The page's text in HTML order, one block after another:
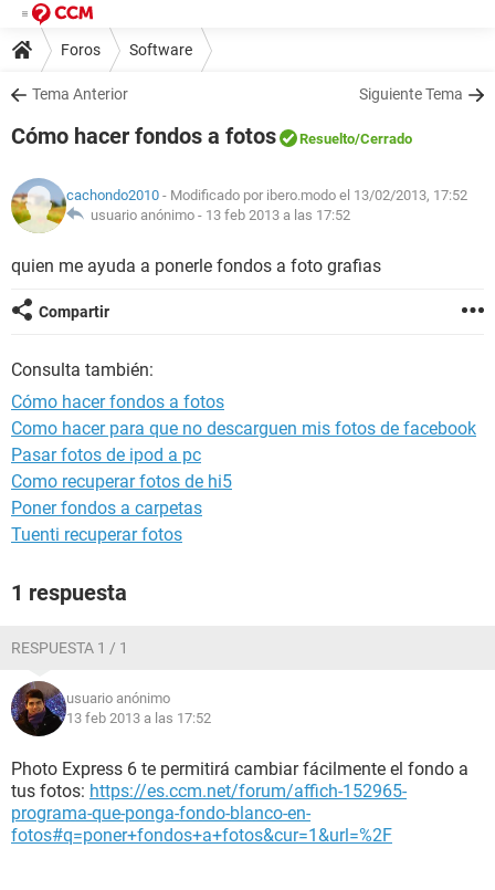
Foros Software
Tema Anterior Siguiente Tema
Cómo hacer fondos a fotos Resuelto/Cerrado
cachondo2010 - Modificado por ibero.modo el 13/02/2013, 17:52
usuario anónimo - 13 feb 2013 a las 17:52
quien me ayuda a ponerle fondos a foto grafias
Compartir
Consulta también:
Cómo hacer fondos a fotos
Como hacer para que no descarguen mis fotos de facebook
Pasar fotos de ipod a pc
Como recuperar fotos de hi5
Poner fondos a carpetas
Tuenti recuperar fotos
1 respuesta
RESPUESTA 1 / 1
usuario anónimo
13 feb 2013 a las 17:52
Photo Express 6 te permitirá cambiar fácilmente el fondo a
tus fotos: https://es.ccm.net/forum/affich-152965-
programa-que-ponga-fondo-blanco-en-
fotos#q=poner+fondos+a+fotos&cur=1&url=%2F